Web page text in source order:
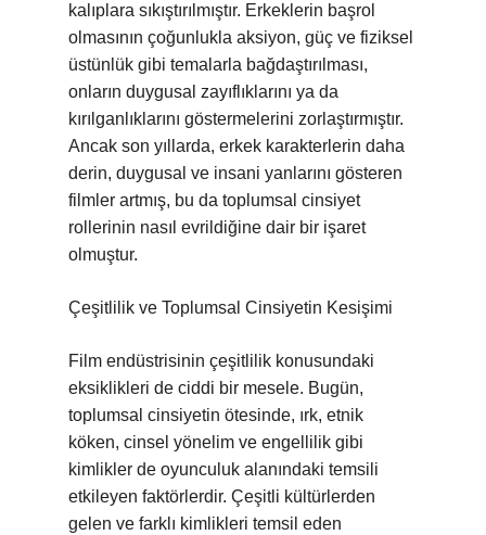
kalıplara sıkıştırılmıştır. Erkeklerin başrol
olmasının çoğunlukla aksiyon, güç ve fiziksel
üstünlük gibi temalarla bağdaştırılması,
onların duygusal zayıflıklarını ya da
kırılganlıklarını göstermelerini zorlaştırmıştır.
Ancak son yıllarda, erkek karakterlerin daha
derin, duygusal ve insani yanlarını gösteren
filmler artmış, bu da toplumsal cinsiyet
rollerinin nasıl evrildiğine dair bir işaret
olmuştur.
Çeşitlilik ve Toplumsal Cinsiyetin Kesişimi
Film endüstrisinin çeşitlilik konusundaki
eksiklikleri de ciddi bir mesele. Bugün,
toplumsal cinsiyetin ötesinde, ırk, etnik
köken, cinsel yönelim ve engellilik gibi
kimlikler de oyunculuk alanındaki temsili
etkileyen faktörlerdir. Çeşitli kültürlerden
gelen ve farklı kimlikleri temsil eden